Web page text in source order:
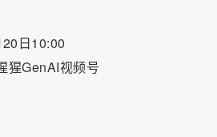
日10:00
猩GenAI视频号